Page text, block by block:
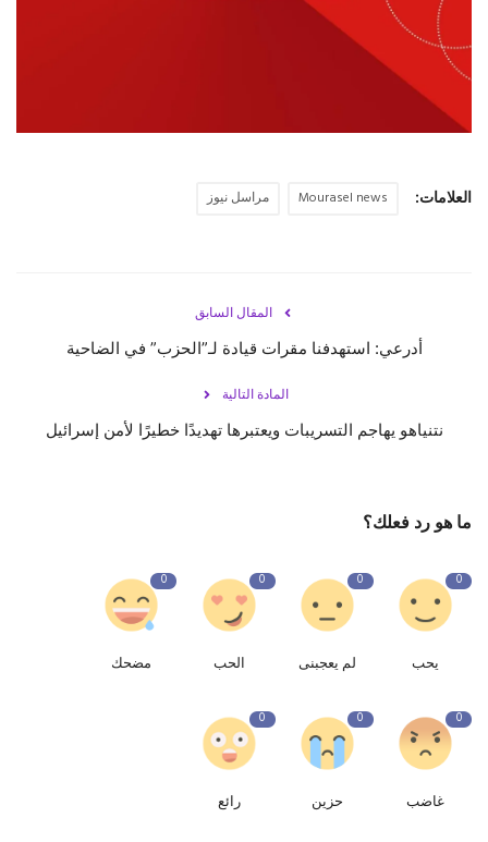
حياة
العلامات: Mourasel news مراسل نيوز
المقال السابق
أدرعي: استهدفنا مقرات قيادة لـ”الحزب” في الضاحية
المادة التالية
نتنياهو يهاجم التسريبات ويعتبرها تهديدًا خطيرًا لأمن إسرائيل
ما هو رد فعلك؟
0
يحب
0
لم يعجبنى
0
الحب
0
مضحك
0
غاضب
0
حزين
0
رائع